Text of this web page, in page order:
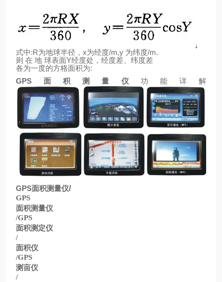
式中:R为地球半径， x为经度/m,y 为纬度/m.
则 在 地 球表面Y经度处，经度差、纬度差
各为一度的方格面积为:
GPS 面积测量仪 功能详解
GPS面积测量仪/
GPS
面积测量仪
/GPS
面积测定仪
/
面积仪
/GPS
测亩仪
/